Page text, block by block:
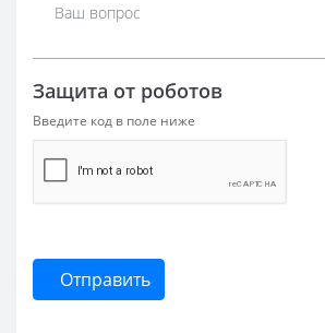
Защита от роботов
Введите код в поле ниже
Отправить